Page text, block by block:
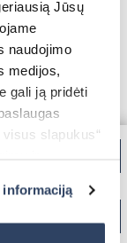
Jūsų
naudojimo
medijos,
gali ją pridėti
slapukus“
šioje juostoje.
Slapukų
informaciją